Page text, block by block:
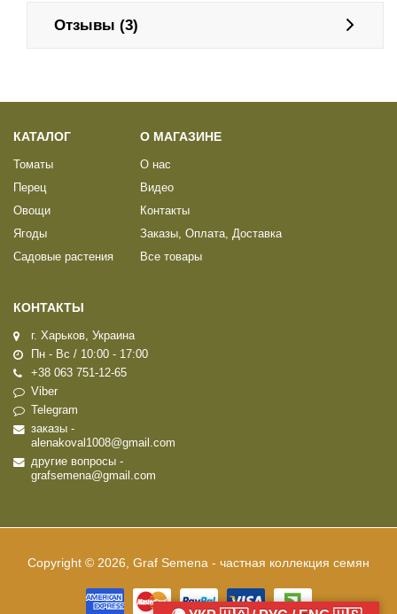
Отзывы (3)
КАТАЛОГ
Томаты
Перец
Овощи
Ягоды
Садовые растения
О МАГАЗИНЕ
О нас
Видео
Контакты
Заказы, Оплата, Доставка
Все товары
КОНТАКТЫ
г. Харьков, Украина
Пн - Вс / 10:00 - 17:00
+38 063 751-12-65
Viber
Telegram
заказы -
alenakoval1008@gmail.com
другие вопросы -
grafsemena@gmail.com
Copyright © 2026, Graf Semena - частная коллекция семян